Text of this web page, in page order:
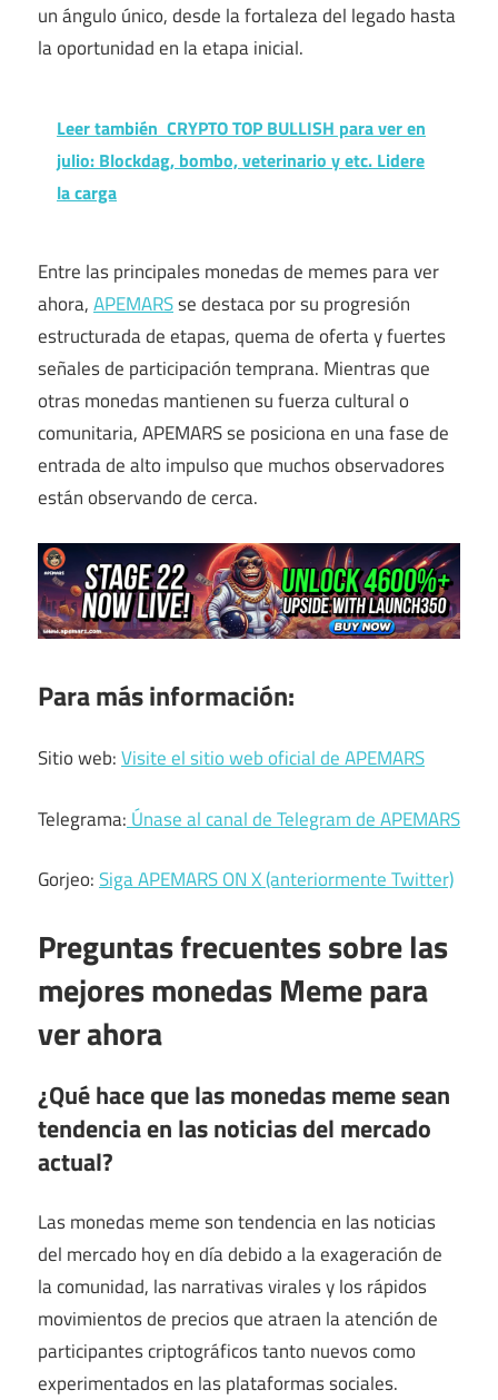
un ángulo único, desde la fortaleza del legado hasta
la oportunidad en la etapa inicial.
Leer también CRYPTO TOP BULLISH para ver en
julio: Blockdag, bombo, veterinario y etc. Lidere
la carga
Entre las principales monedas de memes para ver
ahora,APEMARSse destaca por su progresión
estructurada de etapas, quema de oferta y fuertes
señales de participación temprana. Mientras que
otras monedas mantienen su fuerza cultural o
comunitaria, APEMARS se posiciona en una fase de
entrada de alto impulso que muchos observadores
están observando de cerca.
Para más información:
Sitio web:Visite el sitio web oficial de APEMARS
Telegrama: Únase al canal de Telegram de APEMARS
Gorjeo:Siga APEMARS ON X (anteriormente Twitter)
Preguntas frecuentes sobre las
mejores monedas Meme para
ver ahora
¿Qué hace que las monedas meme sean
tendencia en las noticias del mercado
actual?
Las monedas meme son tendencia en las noticias
del mercado hoy en día debido a la exageración de
la comunidad, las narrativas virales y los rápidos
movimientos de precios que atraen la atención de
participantes criptográficos tanto nuevos como
experimentados en las plataformas sociales.